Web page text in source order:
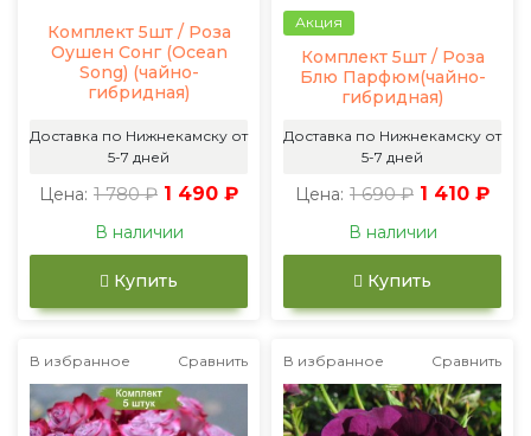
Комплект 5шт / Роза
Оушен Сонг (Ocean
Song) (чайно-
гибридная)
Доставка по Нижнекамску от
5-7 дней
Цена: 1 780 ₽ 1 490 ₽
В наличии
Купить
Акция
Комплект 5шт / Роза
Блю Парфюм(чайно-
гибридная)
Доставка по Нижнекамску от
5-7 дней
Цена: 1 690 ₽ 1 410 ₽
В наличии
Купить
В избранное Сравнить В избранное Сравнить